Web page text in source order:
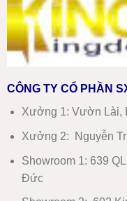
CÔNG TY CỔ PHẦN
Xưởng 1: Vườn Lài,
Xưởng 2: Nguyễn
Showroom 1: 639
Đức